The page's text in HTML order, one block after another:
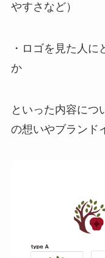
やすさなど）
・ロゴを見た人
か
といった内容につ
の想いやブランド